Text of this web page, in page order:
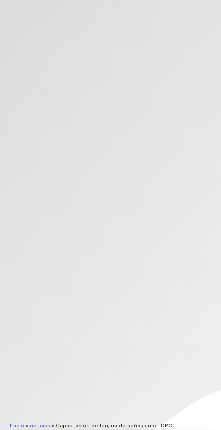
Inicio » noticias » Capacitación de lengua de señas en el IDPC